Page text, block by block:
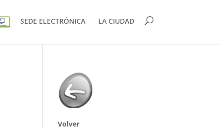
SEDE ELECTRÓNICA LA CIUDAD
Volver